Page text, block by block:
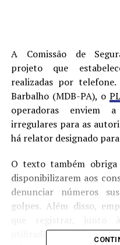
A Comissão de
projeto que
realizadas por
Barbalho (MDB-PA), o
operadoras enviem
irregulares para as
há relator designado
O texto também
disponibilizarem aos
denunciar números
golpes. Além disso,
utilizados em suas